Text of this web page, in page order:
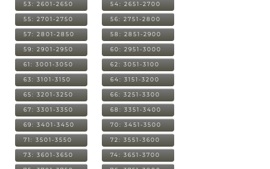
53: 2601-2650 54: 2651-2700
55: 2701-2750 56: 2751-2800
57: 2801-2850 58: 2851-2900
59: 2901-2950 60: 2951-3000
61: 3001-3050 62: 3051-3100
63: 3101-3150 64: 3151-3200
65: 3201-3250 66: 3251-3300
67: 3301-3350 68: 3351-3400
69: 3401-3450 70: 3451-3500
71: 3501-3550 72: 3551-3600
73: 3601-3650 74: 3651-3700